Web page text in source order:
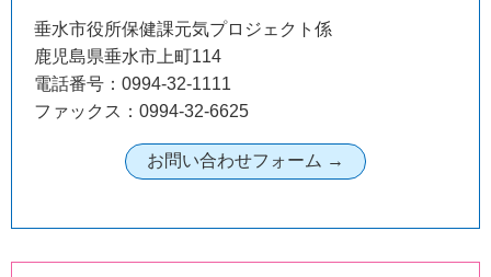
垂水市役所保健課元気プロジェクト係
鹿児島県垂水市上町114
電話番号：0994-32-1111
ファックス：0994-32-6625